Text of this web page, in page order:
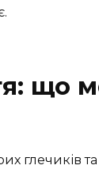
що
глечиків та